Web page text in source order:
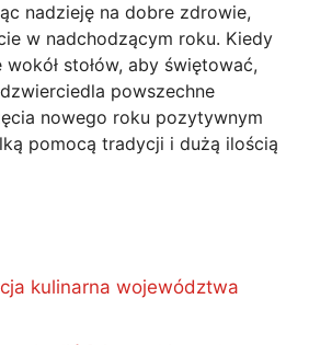
nadzieję na dobre zdrowie,
w nadchodzącym roku. Kiedy
stołów, aby świętować,
powszechne
nowego roku pozytywnym
pomocą tradycji i dużą ilością
kulinarna województwa